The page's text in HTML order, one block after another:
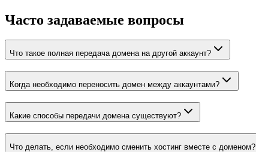
Часто задаваемые вопросы
Что такое полная передача домена на другой аккаунт?
Когда необходимо переносить домен между аккаунтами?
Какие способы передачи домена существуют?
Что делать, если необходимо сменить хостинг вместе с доменом?